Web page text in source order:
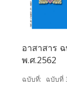
อาสาสาร
พ.ศ.2562
ฉบับที่: ฉบับที่